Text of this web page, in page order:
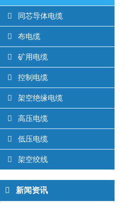
同芯导体电缆
布电缆
矿用电缆
控制电缆
架空绝缘电缆
高压电缆
低压电缆
架空绞线
新闻资讯